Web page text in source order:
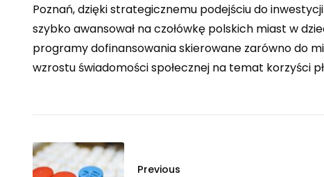
Poznań, dzięki strategicznemu podejściu do
szybko awansował na czołówkę polskich miast w
programy dofinansowania skierowane zarówno do
wzrostu świadomości społecznej na temat korzyści
Previous